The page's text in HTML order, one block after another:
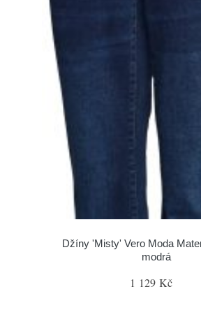
Džíny 'Misty' Vero Moda
modrá
1 129 Kč